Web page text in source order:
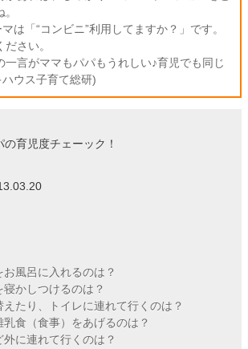
は「“コンビニ”利用してますか？」です。
さい。
一言がママもパパもうれしい♪育児でも同じ
ウス子育て総研)
育児度チェーック！
お風呂に入れるのは？
寝かしつけるのは？
えたり、トイレに連れて行くのは？
乳食（食事）をあげるのは？
外に連れて行くのは？